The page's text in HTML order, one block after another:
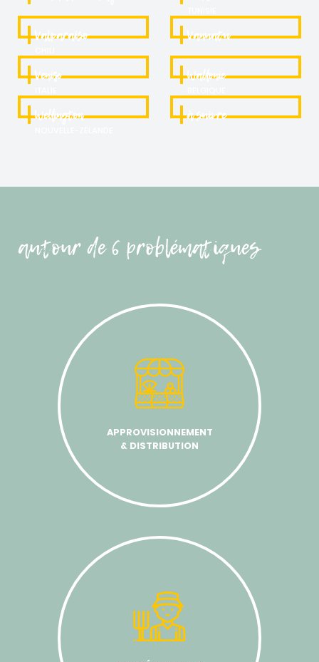
Valparaíso Vanuatu
Venise Wallonie
Wellington à suivre
autour de 6 problématiques
APPROVISIONNEMENT
& DISTRIBUTION